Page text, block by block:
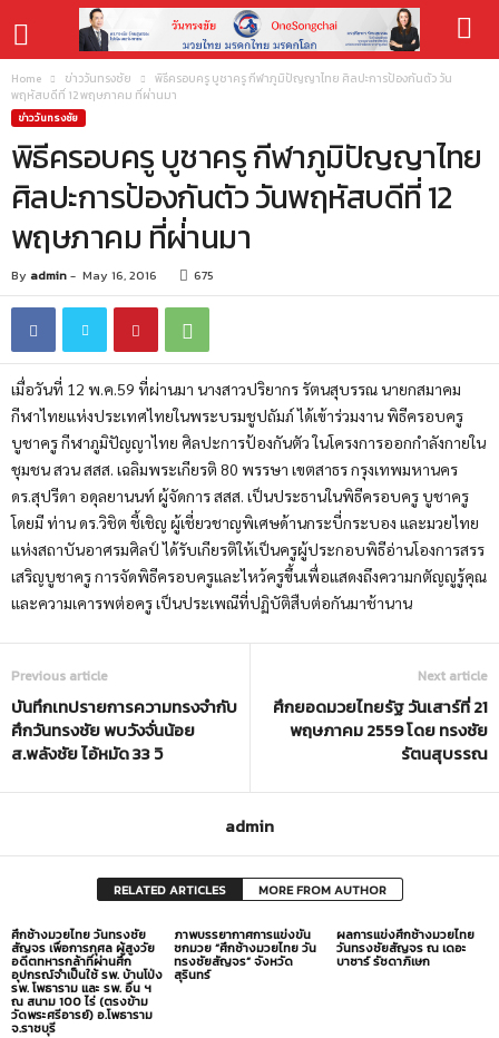
Home ข่าววันทรงชัย
พิธีครอบครู บูชาครู กีฬาภูมิปัญญาไทย ศิลปะการป้องกันตัว วัน
พฤหัสบดีที่ 12 พฤษภาคม ที่ผ่่านมา
ข่าววันทรงชัย
พิธีครอบครู บูชาครู กีฬาภูมิปัญญาไทย
ศิลปะการป้องกันตัว วันพฤหัสบดีที่ 12
พฤษภาคม ที่ผ่่านมา
By admin- May 16, 2016 675
เมื่อวันที่ 12 พ.ค.59 ที่ผ่านมา นางสาวปริยากร รัตนสุบรรณ นายกสมาคม
กีฬาไทยแห่งประเทศไทยในพระบรมชูปถัมภ์ ได้เข้าร่วมงาน พิธีครอบครู
บูชาครู กีฬาภูมิปัญญาไทย ศิลปะการป้องกันตัว ในโครงการออกกำลังกายใน
ชุมชน สวน สสส. เฉลิมพระเกียรติ 80 พรรษา เขตสาธร กรุงเทพมหานคร
ดร.สุปรีดา อดุลยานนท์ ผู้จัดการ สสส. เป็นประธานในพิธีครอบครู บูชาครู
โดยมี ท่าน ดร.วิชิต ชี้เชิญ ผู้เชี่ยวชาญพิเศษด้านกระบี่กระบอง และมวยไทย
แห่งสถาบันอาศรมศิลป์ ได้รับเกียรติให้เป็นครูผู้ประกอบพิธีอ่านโองการสรร
เสริญบูชาครู การจัดพิธีครอบครูและไหว้ครูขึ้นเพื่อแสดงถึงความกตัญญูรู้คุณ
และความเคารพต่อครู เป็นประเพณีที่ปฏิบัติสืบต่อกันมาช้านาน
Previous article
บันทึกเทปรายการความทรงจำกับ
ศึกวันทรงชัย พบวังจั่นน้อย
ส.พลังชัย ไอ้หมัด 33 วิ
Next article
ศึกยอดมวยไทยรัฐ วันเสาร์ที่ 21
พฤษภาคม 2559 โดย ทรงชัย
รัตนสุบรรณ
admin
RELATED ARTICLES MORE FROM AUTHOR
ศึกช้างมวยไทย วันทรงชัย
สัญจร เพื่อการกุศล ผู้สูงวัย
อดีตทหารกล้าที่ผ่านศึก
อุปกรณ์จำเป็นใช้ รพ. บ้านโป่ง
รพ. โพธาราม และ รพ. อื่น ฯ
ณ สนาม 100 ไร่ (ตรงข้าม
วัดพระศรีอารย์) อ.โพธาราม
จ.ราชบุรี
ภาพบรรยากาศการแข่งขัน
ชกมวย “ศึกช้างมวยไทย วัน
ทรงชัยสัญจร” จังหวัด
สุรินทร์
ผลการแข่งศึกช้างมวยไทย
วันทรงชัยสัญจร ณ เดอะ
บาซาร์ รัชดาภิเษก